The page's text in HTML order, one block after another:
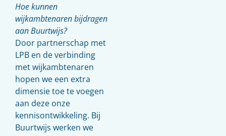
Hoe kunnen
wijkambtenaren bijdragen
aan Buurtwijs?
Door partnerschap met
LPB en de verbinding
met wijkambtenaren
hopen we een extra
dimensie toe te voegen
aan deze onze
kennisontwikkeling. Bij
Buurtwijs werken we